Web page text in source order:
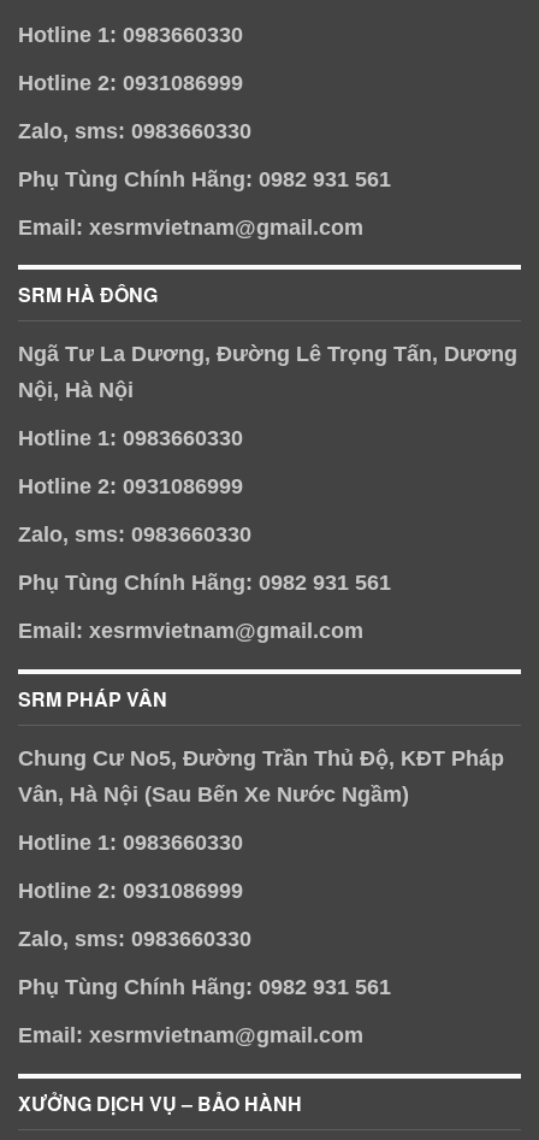
Hotline 1: 0983660330
Hotline 2: 0931086999
Zalo, sms: 0983660330
Phụ Tùng Chính Hãng: 0982 931 561
Email: xesrmvietnam@gmail.com
SRM HÀ ĐÔNG
Ngã Tư La Dương, Đường Lê Trọng Tấn, Dương
Nội, Hà Nội
Hotline 1: 0983660330
Hotline 2: 0931086999
Zalo, sms: 0983660330
Phụ Tùng Chính Hãng: 0982 931 561
Email: xesrmvietnam@gmail.com
SRM PHÁP VÂN
Chung Cư No5, Đường Trần Thủ Độ, KĐT Pháp
Vân, Hà Nội (Sau Bến Xe Nước Ngầm)
Hotline 1: 0983660330
Hotline 2: 0931086999
Zalo, sms: 0983660330
Phụ Tùng Chính Hãng: 0982 931 561
Email: xesrmvietnam@gmail.com
XƯỞNG DỊCH VỤ – BẢO HÀNH